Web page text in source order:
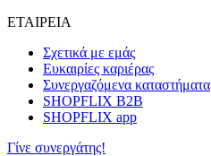
ΕΤΑΙΡΕΙΑ
Σχετικά με εμάς
Ευκαιρίες καριέρας
Συνεργαζόμενα καταστήματα
SHOPFLIX B2B
SHOPFLIX app
Γίνε συνεργάτης!